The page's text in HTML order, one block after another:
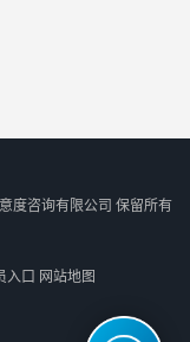
度咨询有限公司 保留所有
入口 网站地图